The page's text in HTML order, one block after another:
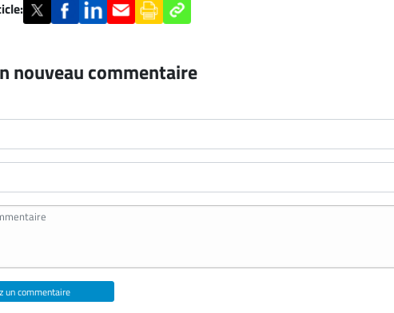
nouveau commentaire
un commentaire